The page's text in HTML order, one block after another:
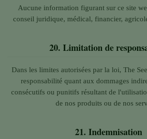
Aucune information figurant sur ce site
conseil juridique, médical, financier,
20. Limitation de
Dans les limites autorisées par la loi, The
responsabilité quant aux dommages
consécutifs ou punitifs résultant de
de nos produits ou de nos
21. Indemnisation